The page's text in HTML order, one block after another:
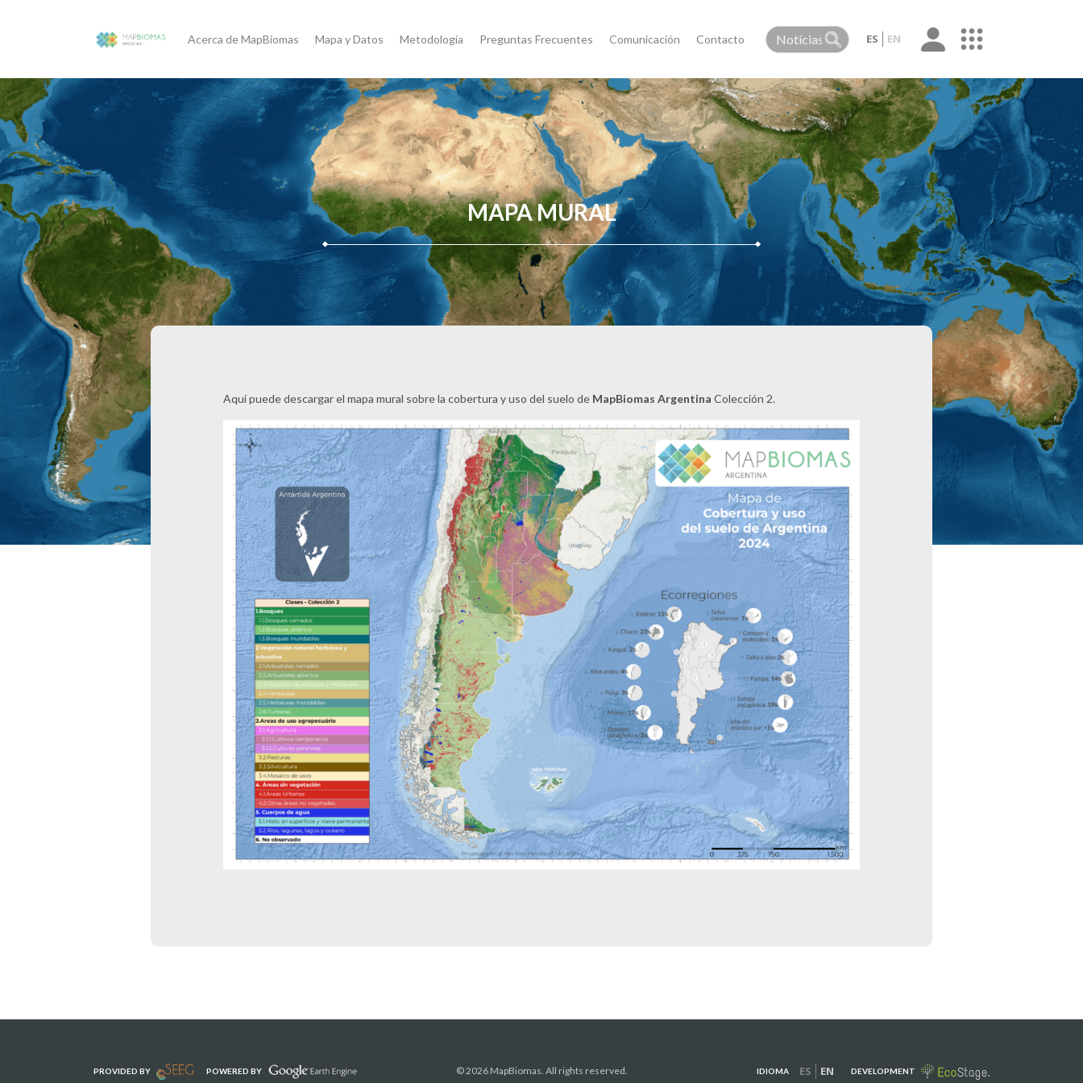
Acerca de MapBiomas Mapa y Datos Metodología Preguntas Frecuentes Comunicación Contacto ES EN
MAPA MURAL
Aquí puede descargar el mapa mural sobre la cobertura y uso del suelo de MapBiomas Argentina Colección 2.
PROVIDED BY POWERED BY © 2026 MapBiomas. All rights reserved. IDIOMA ES EN DEVELOPMENT